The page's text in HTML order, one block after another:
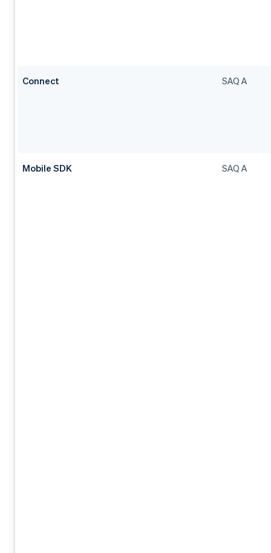
Connect SAQ A
Mobile SDK SAQ A